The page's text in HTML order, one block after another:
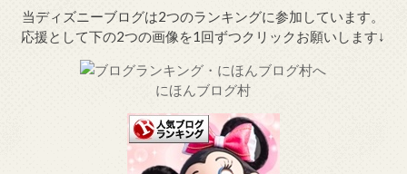
当ディズニーブログは2つのランキングに参加しています。
応援として下の2つの画像を1回ずつクリックお願いします↓
にほんブログ村